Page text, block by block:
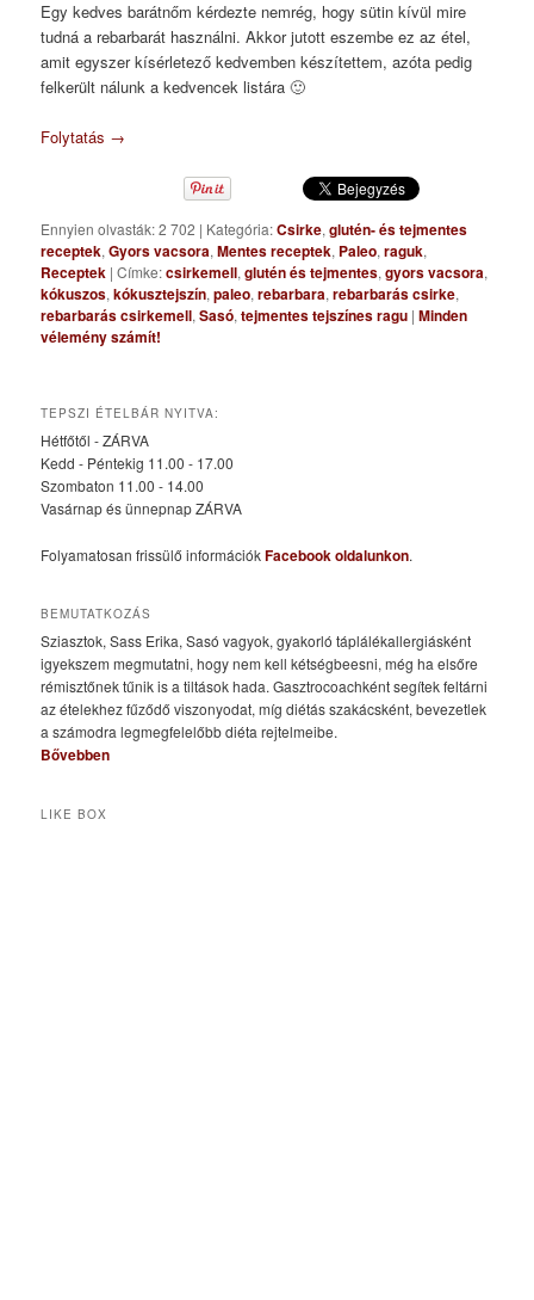
Egy kedves barátnőm kérdezte nemrég, hogy sütin kívül mire
tudná a rebarbarát használni. Akkor jutott eszembe ez az étel,
amit egyszer kísérletező kedvemben készítettem, azóta pedig
felkerült nálunk a kedvencek listára 🙂
Folytatás →
Ennyien olvasták: 2 702 | Kategória:Csirke,glutén- és tejmentes
receptek,Gyors vacsora,Mentes receptek, Paleo,raguk,
Receptek |Címke:csirkemell,glutén és tejmentes,gyors vacsora,
kókuszos,kókusztejszín,paleo,rebarbara,rebarbarás csirke,
rebarbarás csirkemell,Sasó,tejmentes tejszínes ragu |Minden
vélemény számít!
TEPSZI ÉTELBÁR NYITVA:
Hétfőtől - ZÁRVA
Kedd - Péntekig 11.00 - 17.00
Szombaton 11.00 - 14.00
Vasárnap és ünnepnap ZÁRVA
Folyamatosan frissülő információkFacebook oldalunkon.
BEMUTATKOZÁS
Sziasztok, Sass Erika, Sasó vagyok, gyakorló táplálékallergiásként
igyekszem megmutatni, hogy nem kell kétségbeesni, még ha elsőre
rémisztőnek tűnik is a tiltások hada. Gasztrocoachként segítek feltárni
az ételekhez fűződő viszonyodat, míg diétás szakácsként, bevezetlek
a számodra legmegfelelőbb diéta rejtelmeibe.
Bővebben
LIKE BOX